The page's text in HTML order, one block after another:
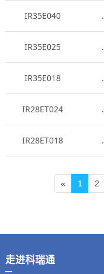
IR35E040
IR35E025
IR35E018
IR28ET024
IR28ET018
« 1 2
走进科瑞通